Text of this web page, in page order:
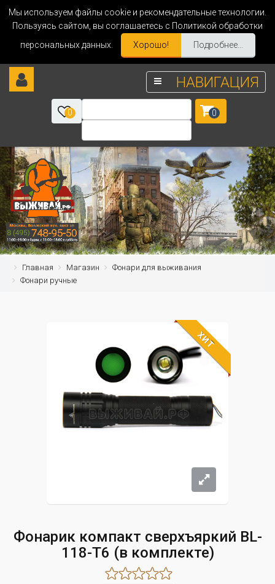
Мы используем файлы cookie и рекомендательные технологии.
Пользуясь сайтом, вы соглашаетесь с Политикой обработки
персональных данных.
Хорошо! Подробнее...
НАВИГАЦИЯ
0 0
Главная Магазин
Фонари для выживания
Фонари ручные
ХИТ
Фонарик компакт сверхъяркий BL-
118-T6 (в комплекте)